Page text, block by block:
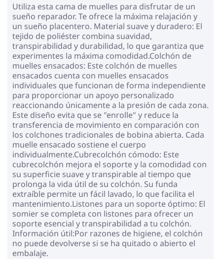
Utiliza esta cama de muelles para disfrutar de un
sueño reparador. Te ofrece la máxima relajación y
un sueño placentero. Material suave y duradero: El
tejido de poliéster combina suavidad,
transpirabilidad y durabilidad, lo que garantiza que
experimentes la máxima comodidad.Colchón de
muelles ensacados: Este colchón de muelles
ensacados cuenta con muelles ensacados
individuales que funcionan de forma independiente
para proporcionar un apoyo personalizado
reaccionando únicamente a la presión de cada zona.
Este diseño evita que se "enrolle" y reduce la
transferencia de movimiento en comparación con
los colchones tradicionales de bobina abierta. Cada
muelle ensacado sostiene el cuerpo
individualmente.Cubrecolchón cómodo: Este
cubrecolchón mejora el soporte y la comodidad con
su superficie suave y transpirable al tiempo que
prolonga la vida útil de su colchón. Su funda
extraíble permite un fácil lavado, lo que facilita el
mantenimiento.Listones para un soporte óptimo: El
somier se completa con listones para ofrecer un
soporte esencial y transpirabilidad a tu colchón.
Información útil:Por razones de higiene, el colchón
no puede devolverse si se ha quitado o abierto el
embalaje.